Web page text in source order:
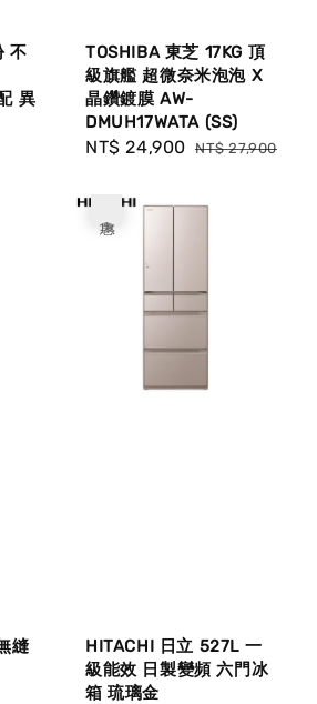
不
異
TOSHIBA 東芝 17KG 頂
級旗艦 超微奈米泡泡 X
晶鑽鍍膜 AW-
DMUH17WATA (SS)
Sale
NT$ 24,900 Regular
NT$ 27,900
縫
HITACHI 日立 527L 一
級能效 日製變頻 六門冰
箱 琉璃金